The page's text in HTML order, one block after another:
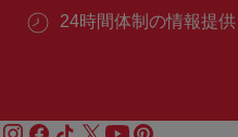
24時間体制の情報提供